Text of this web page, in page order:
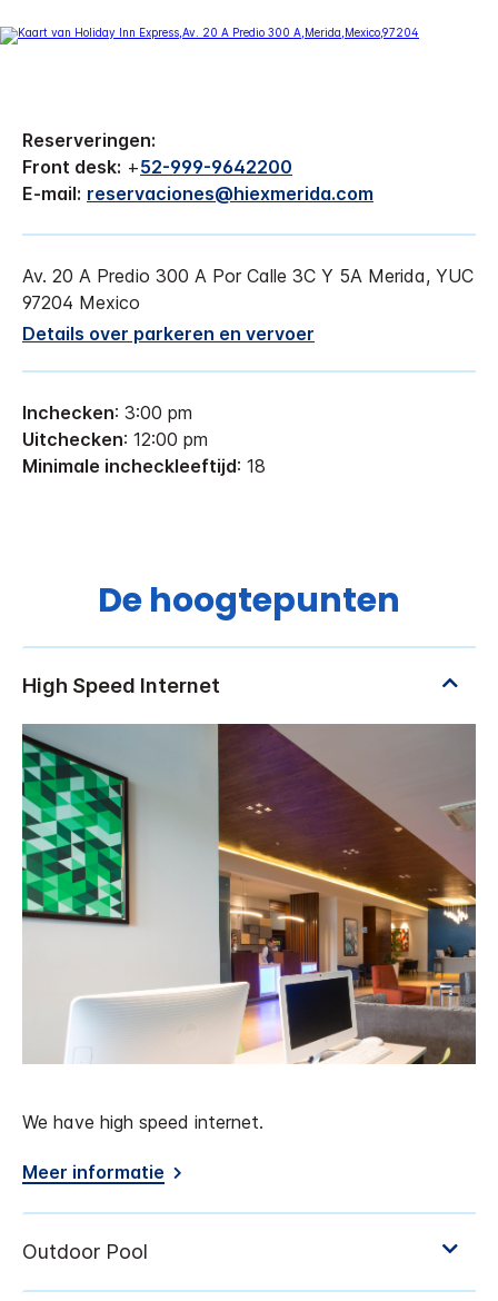
Reserveringen:
Front desk: +52-999-9642200
E-mail: reservaciones@hiexmerida.com
Av. 20 A Predio 300 A Por Calle 3C Y 5A Merida, YUC
97204 Mexico
Details over parkeren en vervoer
Inchecken: 3:00 pm
Uitchecken: 12:00 pm
Minimale incheckleeftijd: 18
De hoogtepunten
We have high speed internet.
Meer informatie